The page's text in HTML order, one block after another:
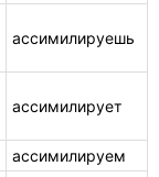
ассимилируешь
ассимилирует
ассимилируем